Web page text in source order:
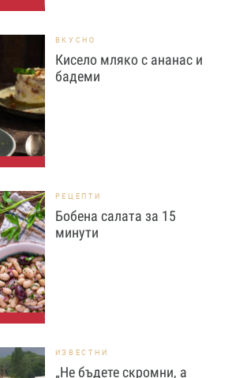
ВКУСНО
Кисело мляко с ананас и
бадеми
РЕЦЕПТИ
Бобена салата за 15
минути
ИЗВЕСТНИ
„Не бъдете скромни, а